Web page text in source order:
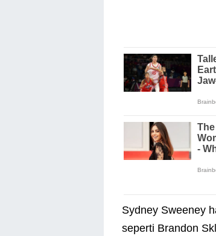
Sydney Sweeney
seperti Brandon